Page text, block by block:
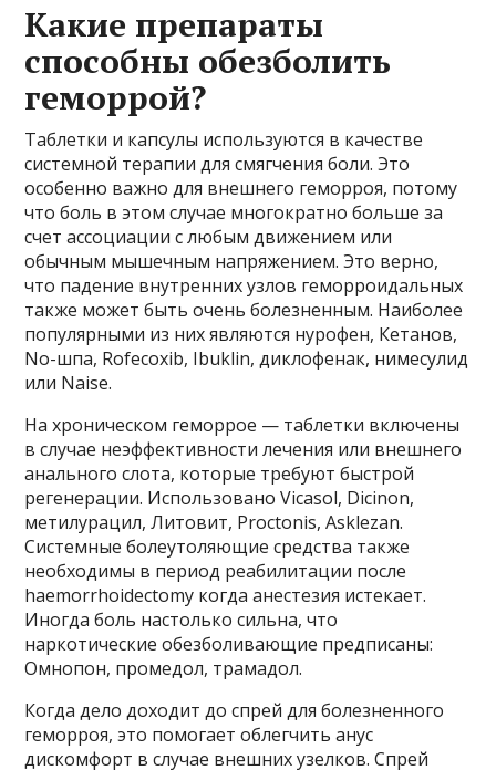
Какие препараты
способны обезболить
геморрой?
Таблетки и капсулы используются в качестве
системной терапии для смягчения боли. Это
особенно важно для внешнего геморроя, потому
что боль в этом случае многократно больше за
счет ассоциации с любым движением или
обычным мышечным напряжением. Это верно,
что падение внутренних узлов геморроидальных
также может быть очень болезненным. Наиболее
популярными из них являются нурофен, Кетанов,
No-шпа, Rofecoxib, Ibuklin, диклофенак, нимесулид
или Naise.
На хроническом геморрое — таблетки включены
в случае неэффективности лечения или внешнего
анального слота, которые требуют быстрой
регенерации. Использовано Vicasol, Dicinon,
метилурацил, Литовит, Proctonis, Asklezan.
Системные болеутоляющие средства также
необходимы в период реабилитации после
haemorrhoidectomy когда анестезия истекает.
Иногда боль настолько сильна, что
наркотические обезболивающие предписаны:
Омнопон, промедол, трамадол.
Когда дело доходит до спрей для болезненного
геморроя, это помогает облегчить анус
дискомфорт в случае внешних узелков. Спрей